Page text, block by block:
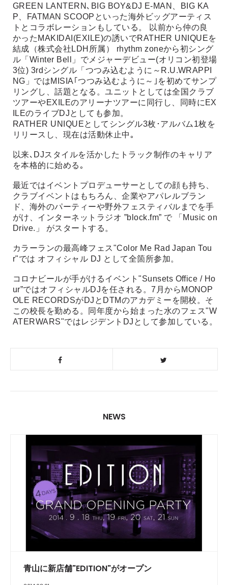
GREEN LANTERN､BIG BOY&DJ E-MAN、BIG KA
P、FATMAN SCOOPといった海外ビッグアーティス
トとコラボレーションもしている。 以前から仲の良
かったMAKIDAI(EXILE)の誘いでRATHER UNIQUEを
結成（株式会社LDH所属） rhythm zoneから初シング
ル「Winter Bell」でメジャーデビュー(オリコン初登場
3位) 3rdシングル「つつみ込むように～R.U.WRAPPI
NG」ではMISIA｢つつみ込むように～｣を初めてサンプ
リングし、話題となる。ユニットとしては全国クラブ
ツアーやEXILEのアリーナツアーに同行し、同時にEX
ILEのライブDJとしても参加。
RATHER UNIQUEとしてシングル3枚･アルバム1枚を
リリースし、現在は活動休止中｡
以来､DJスタイルを活かしたトラック制作のキャリア
を本格的に始める｡
最近ではイベントプロデューサーとしての顔も持ち、
クラブイベントはもちろん、企業やアパレルブラン
ド、海外のパーティーや野外フェスティバルまでを手
がけ、インターネットラジオ ”block.fm” で 「Music on
Drive.」 がスタートする。
カラーランの最高峰フェス"Color Me Rad Japan Tou
r"では オフィシャル DJ として全箇所参加。
コロナビールが手がけるイベント"Sunsets Office / Ho
ur”ではオフィシャルDJを任される。7月からMONOP
OLE RECORDSがDJとDTMのアカデミーを開校。そ
この校長を勤める。同年度から始まった水のフェス"W
ATERWARS"ではレジデントDJとして参加している。
NEWS
青山に新店舗"EDITION"がオープン